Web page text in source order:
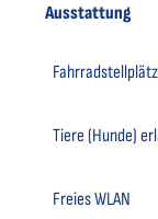
Ausstattung
Tiere (Hunde)
Freies WLAN